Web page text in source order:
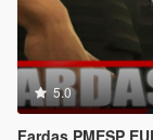
5.0